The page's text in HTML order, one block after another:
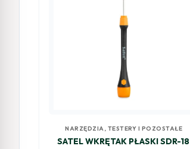
NARZĘDZIA, TESTERY I POZOSTAŁE
SATEL WKRĘTAK PŁASKI SDR-18